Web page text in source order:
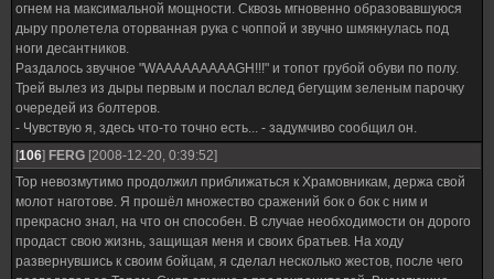
огнем на максимальной мощности. Сквозь мгновенно образовавшуюся
дыру пролетела оторванная рука с чоппой и звучно шмякнулась под
ноги десантников.
Раздалось звучное "WAAAAAAAAAGH!!!" и топот грубой обуви по полу.
Трей вылез из дыры первым и послал вслед бегущим зеленым парочку
очередей из болтеров.
- Чувствую я, здесь что-то точно есть... - задумчиво сообщил он.
[106] FERG [2008-12-20, 0:39:52]
Тор невозмутимо продолжил приближаться к Храмовникам, держа свой
молот наготове. Я прошёл множество сражений бок о бок с ним и
прекрасно знал, на что он способен. В случае необходимости он дорого
продаст свою жизнь, защищая меня и своих братьев. На ходу
развернувшись к своим бойцам, я сделал несколько жестов, после чего